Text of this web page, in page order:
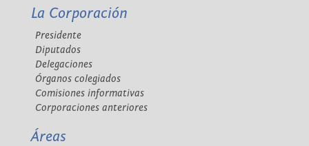
La Corporación
Presidente
Diputados
Delegaciones
Órganos colegiados
Comisiones informativas
Corporaciones anteriores
Áreas